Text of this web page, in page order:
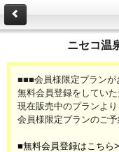
ニセコ温
■■■会員様限定プランが
無料会員登録をしてい
現在販売中のプランよ
会員様限定プランのご予
■無料会員登録はこちら